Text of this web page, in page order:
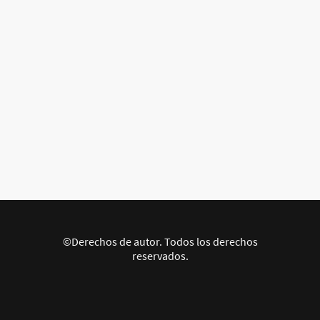
©Derechos de autor. Todos los derechos
reservados.